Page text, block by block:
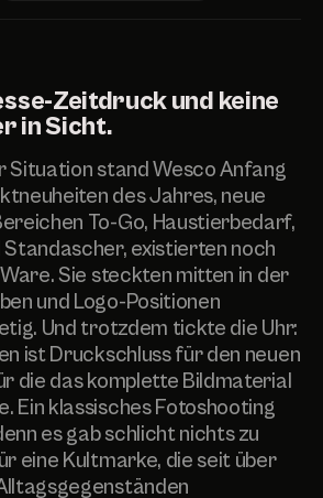
Zeitdruck und keine
in Sicht.
Situation stand Wesco Anfang
des Jahres, neue
To-Go, Haustierbedarf,
Standascher, existierten noch
Sie steckten mitten in der
und Logo-Positionen
Und trotzdem tickte die Uhr:
ist Druckschluss für den neuen
die das komplette Bildmaterial
Ein klassisches Fotoshooting
es gab schlicht nichts zu
eine Kultmarke, die seit über